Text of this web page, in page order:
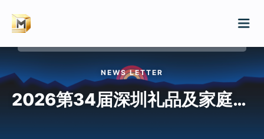
首页
NEWS LETTER
2026第34届深圳礼品及家庭用品展(春季)定档